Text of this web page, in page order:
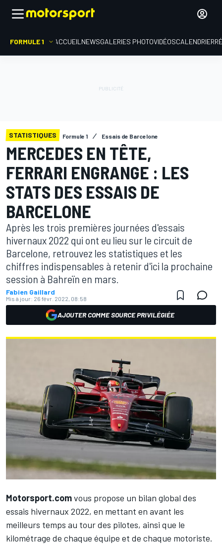
FORMULE 1 ACCUEIL NEWSGALERIES PHOTOVIDÉOSCALENDRIER
STATISTIQUES Formule 1 Essais de Barcelone
MERCEDES EN TÊTE,
FERRARI ENGRANGE : LES
STATS DES ESSAIS DE
BARCELONE
Après les trois premières journées d'essais
hivernaux 2022 qui ont eu lieu sur le circuit de
Barcelone, retrouvez les statistiques et les
chiffres indispensables à retenir d'ici la prochaine
session à Bahreïn en mars.
Fabien Gaillard
Mis à jour: 26 févr. 2022, 08:58
AJOUTER COMME SOURCE PRIVILÉGIÉE
Motorsport.comvous propose un bilan global des
essais hivernaux 2022, en mettant en avant les
meilleurs temps au tour des pilotes, ainsi que le
kilométrage de chaque équipe et de chaque motoriste.